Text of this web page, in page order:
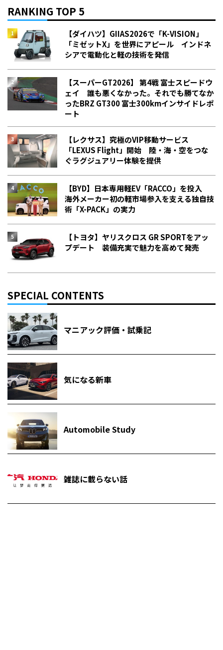
RANKING TOP 5
【ダイハツ】GIIAS2026で「K-VISION」
「ミゼットX」を世界にアピール インドネ
シアで電動化と軽の技術を発信
【スーパーGT2026】 第4戦 富士スピードウ
ェイ 誰も悪くなかった。それでも勝てなか
った――BRZ GT300 富士300kmインサイドレポ
ート
【レクサス】究極のVIP移動サービス
「LEXUS Flight」開始 陸・海・空をつな
ぐラグジュアリー体験を提供
【BYD】日本専用軽EV「RACCO」を投入
海外メーカー初の軽市場参入を支える独自技
術「X-PACK」の実力
【トヨタ】ヤリスクロス GR SPORTをアッ
プデート 装備充実で魅力を高めて発売
SPECIAL CONTENTS
マニアック評価・試乗記
気になる新車
Automobile Study
雑誌に載らない話